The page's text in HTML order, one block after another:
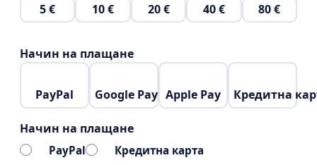
5 €
10 € 20 € 40 € 80 €
Начин на плащане
PayPal Google Pay Apple Pay Кредитна
Начин на плащане
PayPal Кредитна карта